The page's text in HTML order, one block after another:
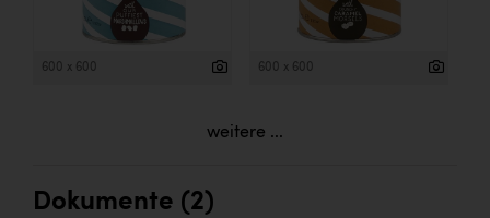
600 x 600 600 x 600
weitere ...
Dokumente (2)